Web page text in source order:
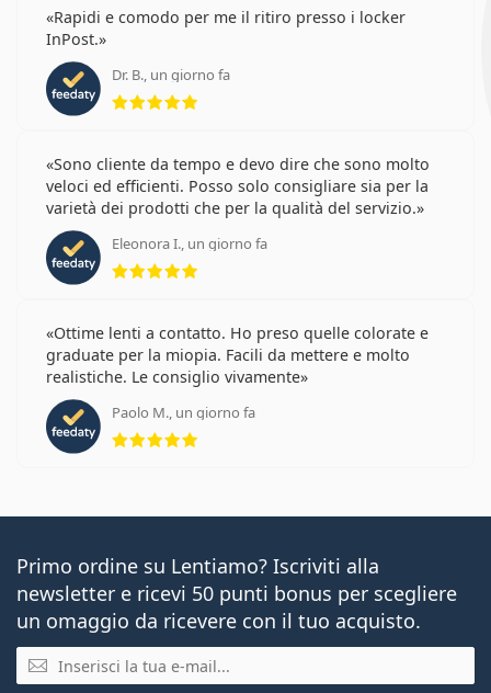
Rapidi e comodo per me il ritiro presso i locker
InPost.
Dr. B., un giorno fa
Sono cliente da tempo e devo dire che sono molto
veloci ed efficienti. Posso solo consigliare sia per la
varietà dei prodotti che per la qualità del servizio.
Eleonora I., un giorno fa
valutazione 5 di 5
Ottime lenti a contatto. Ho preso quelle colorate e
graduate per la miopia. Facili da mettere e molto
realistiche. Le consiglio vivamente
Paolo M., un giorno fa
valutazione 5 di 5
Primo ordine su Lentiamo? Iscriviti alla
newsletter e ricevi 50 punti bonus per scegliere
un omaggio da ricevere con il tuo acquisto.
E-mail